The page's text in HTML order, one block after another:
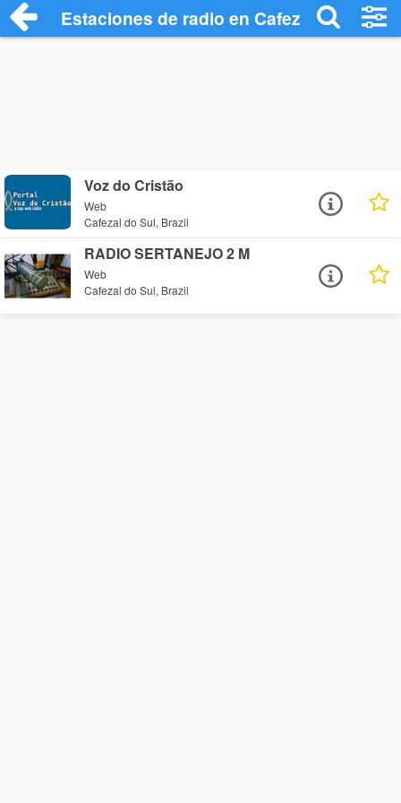
Estaciones de radio en Cafezal do Sul -
Voz do Cristão
Web
Cafezal do Sul, Brazil
RADIO SERTANEJO 2 M
Web
Cafezal do Sul, Brazil